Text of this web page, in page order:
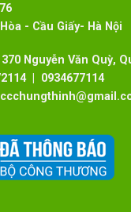
- Cầu Giấy- Hà Nội
Nguyễn Văn Quỳ,
| 0934677114